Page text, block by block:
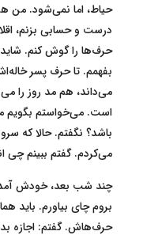
حیاط، اما نمی‌شود. من
درست و حسابی بزنم،
حرف‌ها را گوش کنم.
بفهمم. تا حرف پسر
می‌داند، هم مد روز را
است. می‌خواستم بگویم
باشد؟ نگفتم. حالا که
می‌کردم. گفتم ببینم چی
چند شب بعد، خودش
بروم چای بیاورم.
حرف‌هاش. گفتم: اجازه